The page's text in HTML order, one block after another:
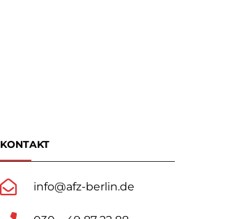
KONTAKT
info@afz-berlin.de